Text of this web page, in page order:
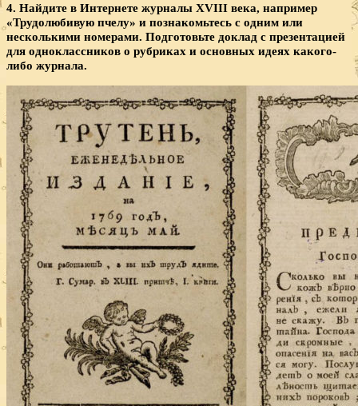
4. Найдите в Интернете журналы XVIII века, например
«Трудолюбивую пчелу» и познакомьтесь с одним или
несколькими номерами. Подготовьте доклад с презентацией
для одноклассников о рубриках и основных идеях какого-
либо журнала.